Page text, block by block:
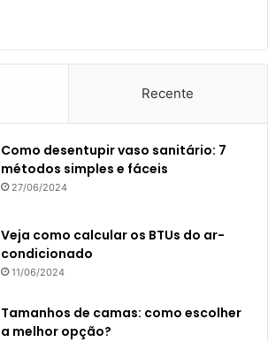
Recente
Como desentupir vaso sanitário: 7
métodos simples e fáceis
27/06/2024
Veja como calcular os BTUs do ar-
condicionado
11/06/2024
Tamanhos de camas: como escolher
a melhor opção?